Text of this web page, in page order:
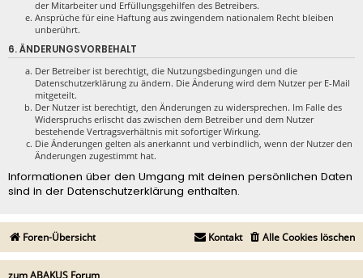
der Mitarbeiter und Erfüllungsgehilfen des Betreibers.
Ansprüche für eine Haftung aus zwingendem nationalem Recht bleiben
unberührt.
6. ÄNDERUNGSVORBEHALT
Der Betreiber ist berechtigt, die Nutzungsbedingungen und die
Datenschutzerklärung zu ändern. Die Änderung wird dem Nutzer per E-Mail
mitgeteilt.
Der Nutzer ist berechtigt, den Änderungen zu widersprechen. Im Falle des
Widerspruchs erlischt das zwischen dem Betreiber und dem Nutzer
bestehende Vertragsverhältnis mit sofortiger Wirkung.
Die Änderungen gelten als anerkannt und verbindlich, wenn der Nutzer den
Änderungen zugestimmt hat.
Informationen über den Umgang mit deinen persönlichen Daten
sind in der Datenschutzerklärung enthalten.
Foren-Übersicht Alle Cookies löschen
Kontakt